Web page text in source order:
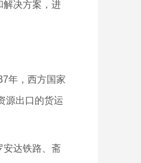
解决方案，进
年，西方国家
源出口的货运
达铁路、斋